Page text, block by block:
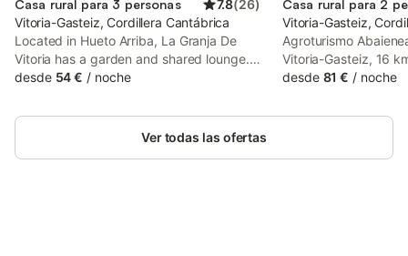
Casa rural para 3 personas 7.8(26)
Vitoria-Gasteiz, Cordillera Cantábrica
Located in Hueto Arriba, La Granja De
Vitoria has a garden and shared lounge.
The property features mountain and
guests can make use of free WiFi and
desde 54 € / noche
Casa rural para 2
Vitoria-Gasteiz,
Agroturismo
Vitoria-Gasteiz, 16
Buesa Arena, 30 km
Stadium. The
desde 81 € / noche
Ver todas las ofertas